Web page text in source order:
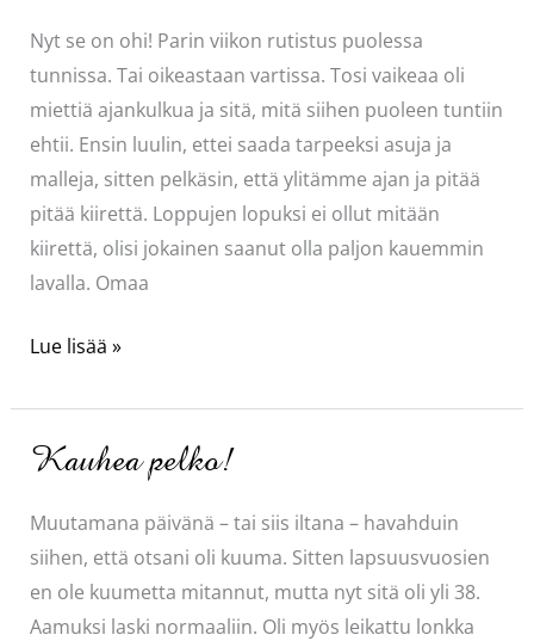
Nyt se on ohi! Parin viikon rutistus puolessa
tunnissa. Tai oikeastaan vartissa. Tosi vaikeaa oli
miettiä ajankulkua ja sitä, mitä siihen puoleen tuntiin
ehtii. Ensin luulin, ettei saada tarpeeksi asuja ja
malleja, sitten pelkäsin, että ylitämme ajan ja pitää
pitää kiirettä. Loppujen lopuksi ei ollut mitään
kiirettä, olisi jokainen saanut olla paljon kauemmin
lavalla. Omaa
Muotinäytös
Lue lisää »
Kauhea pelko!
Muutamana päivänä – tai siis iltana – havahduin
siihen, että otsani oli kuuma. Sitten lapsuusvuosien
en ole kuumetta mitannut, mutta nyt sitä oli yli 38.
Aamuksi laski normaaliin. Oli myös leikattu lonkka